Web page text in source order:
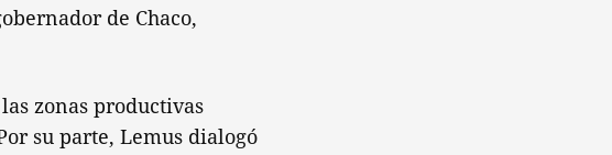
de Chaco,
zonas productivas
su parte, Lemus dialogó